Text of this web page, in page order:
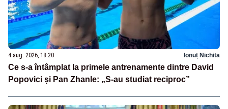
4 aug. 2026, 18:20 Ionuț Nichita
Ce s-a întâmplat la primele antrenamente dintre David
Popovici și Pan Zhanle: „S-au studiat reciproc”